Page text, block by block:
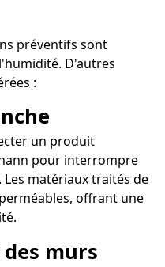
préventifs sont
D'autres
:
un produit
pour interrompre
Les matériaux traités de
offrant une
des murs